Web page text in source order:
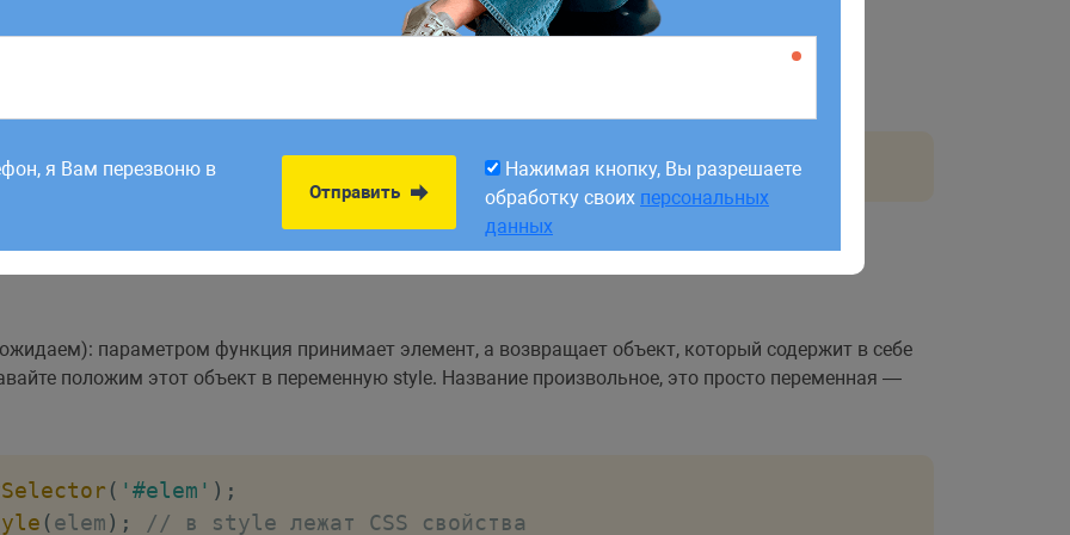
(элемент)
параметром функция принимает элемент, а возвращает объект, который содержит в себе
положим этот объект в переменную style. Название произвольное, это просто переменная —
( '#elem' ) ;
(elem) ; // в style лежат CSS свойства
Заявки,
Нажимая кнопку, Вы разрешаете
данных
я Вам перезвоню в
Отправить
Нажимая кнопку, Вы разрешаете
обработку своих персональных
данных